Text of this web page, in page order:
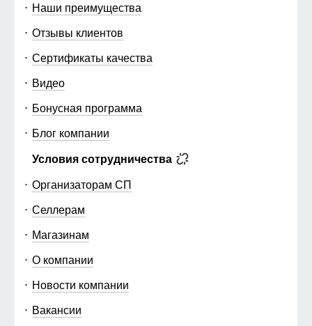
Наши преимущества
Отзывы клиентов
Сертификаты качества
Видео
Бонусная программа
Блог компании
Условия сотрудничества
Организаторам СП
Селлерам
Магазинам
О компании
Новости компании
Вакансии